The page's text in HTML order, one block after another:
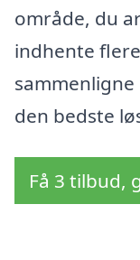
område, du
indhente
den bedste
Få 3 tilbud,